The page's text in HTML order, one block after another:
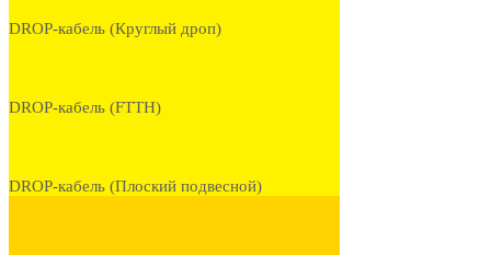
DROP-кабель (Круглый дроп)
DROP-кабель (FTTH)
DROP-кабель (Плоский подвесной)